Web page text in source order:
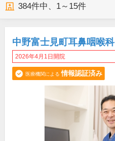
384件中、 1～15件
中野富士見町耳鼻咽喉科
2026年4月1日開院
医療機関による 情報認証済み